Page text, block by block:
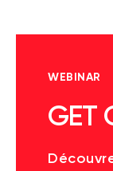
WEBINAR
GET